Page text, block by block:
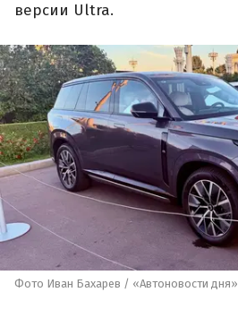
версии Ultra.
Фото Иван Бахарев / «Автоновости дня»